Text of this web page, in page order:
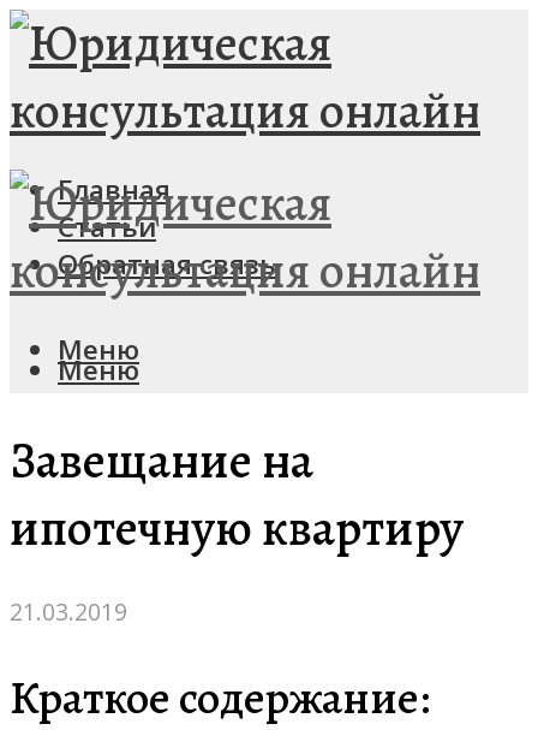
Главная
Статьи
Обратная связь
Меню
Меню
Завещание на
ипотечную квартиру
21.03.2019
Краткое содержание: